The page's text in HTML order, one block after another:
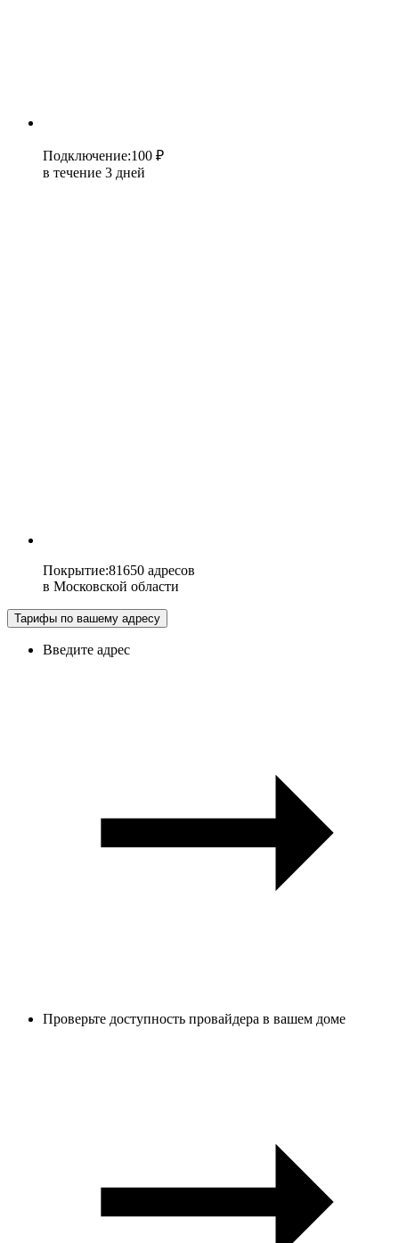
Подключение:100 ₽
в течение 3 дней
Покрытие:81650 адресов
в Московской области
Тарифы по вашему адресу
Введите адрес
Проверьте доступность провайдера в вашем доме